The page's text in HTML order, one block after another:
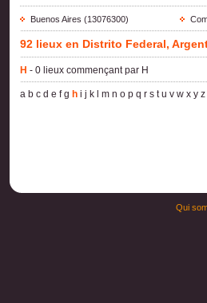
Buenos Aires (13076300)
92 lieux en Distrito Federal,
H - 0 lieux commençant par H
a b c d e fg h i j k m n o p q r s tu v w x y z
Qui